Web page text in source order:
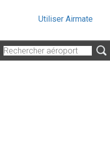
Utiliser Airmate